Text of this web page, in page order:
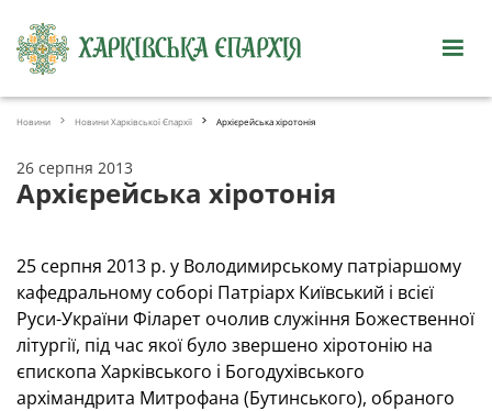
Новини Новини Харківської Єпархії Архієрейська хіротонія
26 серпня 2013
Архієрейська хіротонія
25 серпня 2013 р. у Володимирському патріаршому
кафедральному соборі Патріарх Київський і всієї
Руси-України Філарет очолив служіння Божественної
літургії, під час якої було звершено хіротонію на
єпископа Харківського і Богодухівського
архімандрита Митрофана (Бутинського), обраного